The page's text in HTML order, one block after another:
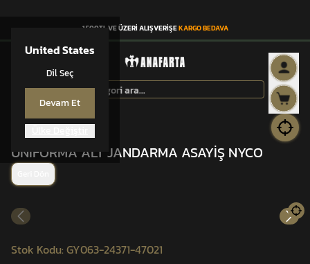
United States
Dil Seç
Devam Et
1.500TL VE ÜZERİ ALIŞVERİŞEKARGO BEDAVA
ÜNİFORMA
ÜNİFORMA ALT JANDARMA ASAYİŞ NYCO
Stok Kodu: GY063-24371-47021